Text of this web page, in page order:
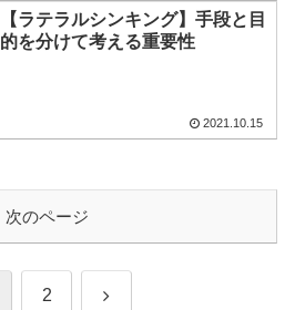
【ラテラルシンキング】手段と目
的を分けて考える重要性
2021.10.15
次のページ
2 次